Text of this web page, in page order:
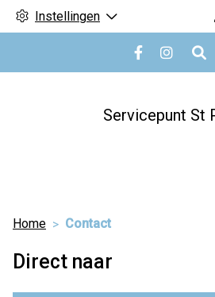
Instellingen
Bezoek
onze
Bezoek
onze
Servicepunt St
Home Contact
Direct naar